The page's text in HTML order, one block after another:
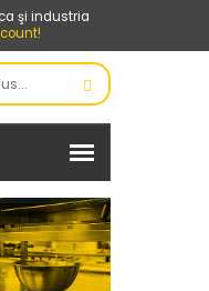
şi industria